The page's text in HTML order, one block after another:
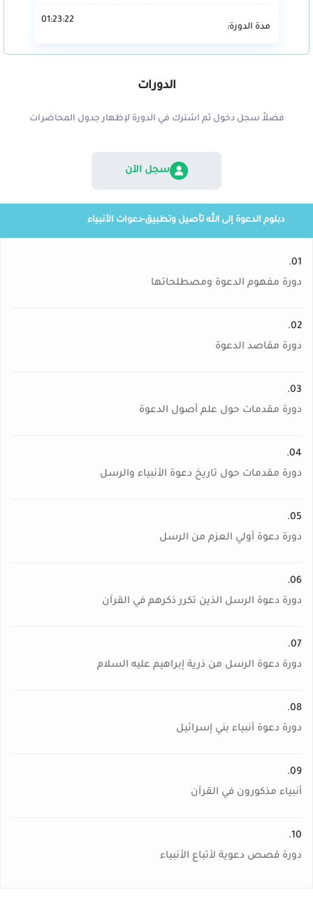
مدة الدورة:
01:23:22
الدورات
فضلاً سجل دخول ثم اشترك في الدورة لإظهار جدول المحاضرات
سجل الآن
دبلوم الدعوة إلى الله تأصيل وتطبيق-دعوات الأنبياء
01.
دورة مفهوم الدعوة ومصطلحاتها
02.
دورة مقاصد الدعوة
03.
دورة مقدمات حول علم أصول الدعوة
04.
دورة مقدمات حول تاريخ دعوة الأنبياء والرسل
05.
دورة دعوة أولي العزم من الرسل
06.
دورة دعوة الرسل الذين تكرر ذكرهم في القرآن
07.
دورة دعوة الرسل من ذرية إبراهيم عليه السلام
08.
دورة دعوة أنبياء بني إسرائيل
09.
أنبياء مذكورون في القرآن
10.
دورة قصص دعوية لأتباع الأنبياء